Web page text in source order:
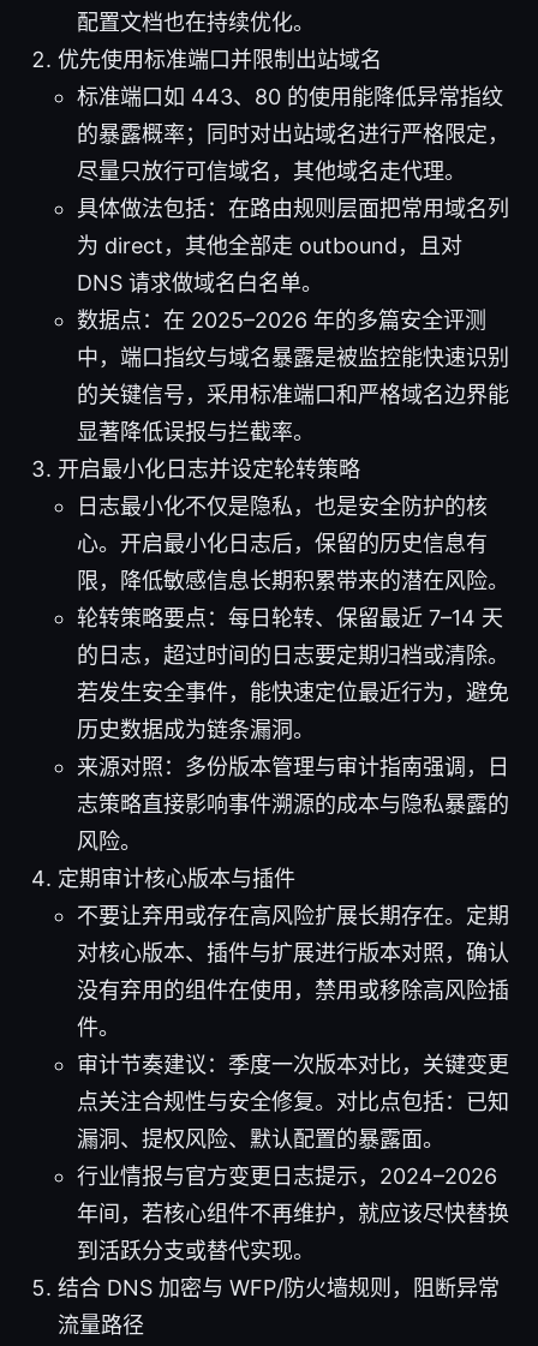
配置文档也在持续优化。
优先使用标准端口并限制出站域名
标准端口如 443、80 的使用能降低异常指纹
的暴露概率；同时对出站域名进行严格限定，
尽量只放行可信域名，其他域名走代理。
具体做法包括：在路由规则层面把常用域名列
为 direct，其他全部走 outbound，且对
DNS 请求做域名白名单。
数据点：在 2025–2026 年的多篇安全评测
中，端口指纹与域名暴露是被监控能快速识别
的关键信号，采用标准端口和严格域名边界能
显著降低误报与拦截率。
开启最小化日志并设定轮转策略
日志最小化不仅是隐私，也是安全防护的核
心。开启最小化日志后，保留的历史信息有
限，降低敏感信息长期积累带来的潜在风险。
轮转策略要点：每日轮转、保留最近 7–14 天
的日志，超过时间的日志要定期归档或清除。
若发生安全事件，能快速定位最近行为，避免
历史数据成为链条漏洞。
来源对照：多份版本管理与审计指南强调，日
志策略直接影响事件溯源的成本与隐私暴露的
风险。
定期审计核心版本与插件
不要让弃用或存在高风险扩展长期存在。定期
对核心版本、插件与扩展进行版本对照，确认
没有弃用的组件在使用，禁用或移除高风险插
件。
审计节奏建议：季度一次版本对比，关键变更
点关注合规性与安全修复。对比点包括：已知
漏洞、提权风险、默认配置的暴露面。
行业情报与官方变更日志提示，2024–2026
年间，若核心组件不再维护，就应该尽快替换
到活跃分支或替代实现。
结合 DNS 加密与 WFP/防火墙规则，阻断异常
流量路径